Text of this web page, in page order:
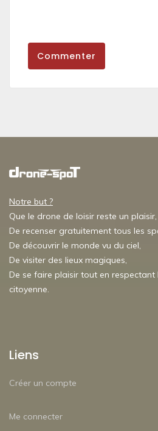
Commenter
Notre but ?
Que le drone de loisir reste un plaisir,
De recenser gratuitement tous les
De découvrir le monde vu du ciel,
De visiter des lieux magiques,
De se faire plaisir tout en
citoyenne.
Liens
Créer un compte
Me connecter